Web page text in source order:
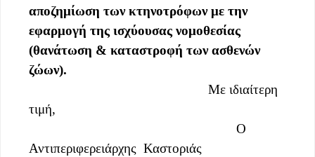
αποζημίωση των κτηνοτρόφων με την
εφαρμογή της ισχύουσας νομοθεσίας
(θανάτωση & καταστροφή των ασθενών
ζώων).
Με ιδιαίτερη
τιμή,
Ο
Αντιπεριφερειάρχης Καστοριάς